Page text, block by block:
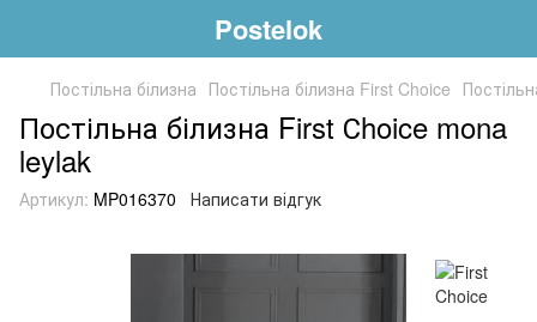
Postelok
Постільна білизна Постільна білизна First Choice
Постільна білизна First Сhoice mona
leylak
Артикул: MP016370 Написати відгук